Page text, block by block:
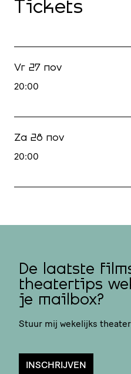
Tickets
Vr 27 nov
20:00
Za 28 nov
20:00
De laatste
theatertips
je mailbox?
Stuur mij wekelijks
INSCHRIJVEN